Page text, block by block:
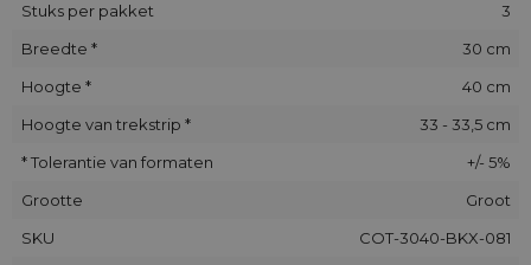
Stuks per pakket
3
Breedte *
30 cm
Hoogte *
40 cm
Hoogte van trekstrip *
33 - 33,5 cm
* Tolerantie van formaten
+/- 5%
Grootte
Groot
SKU
COT-3040-BKX-081